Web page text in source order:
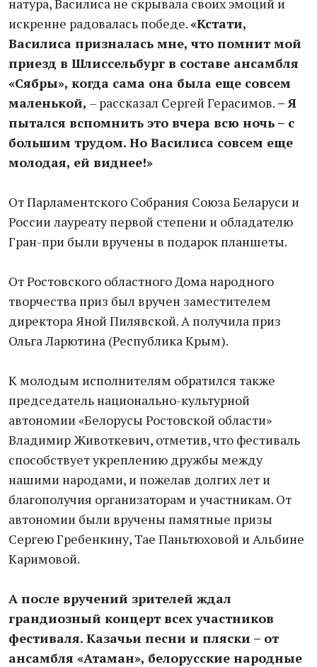
натура, Василиса не скрывала своих эмоций и
искренне радовалась победе.«Кстати,
Василиса призналась мне, что помнит мой
приезд в Шлиссельбург в составе ансамбля
«Сябры», когда сама она была еще совсем
маленькой, – рассказал Сергей Герасимов. – Я
пытался вспомнить это вчера всю ночь – с
большим трудом. Но Василиса совсем еще
молодая, ей виднее!»
От Парламентского Собрания Союза Беларуси и
России лауреату первой степени и обладателю
Гран-при были вручены в подарок планшеты.
От Ростовского областного Дома народного
творчества приз был вручен заместителем
директора Яной Пилявской. А получила приз
Ольга Ларютина (Республика Крым).
К молодым исполнителям обратился также
председатель национально-культурной
автономии «Белорусы Ростовской области»
Владимир Животкевич, отметив, что фестиваль
способствует укреплению дружбы между
нашими народами, и пожелав долгих лет и
благополучия организаторам и участникам. От
автономии были вручены памятные призы
Сергею Гребенкину, Тае Паньтюховой и Альбине
Каримовой.
А после вручений зрителей ждал
грандиозный концерт всех участников
фестиваля. Казачьи песни и пляски – от
ансамбля «Атаман», белорусские народные